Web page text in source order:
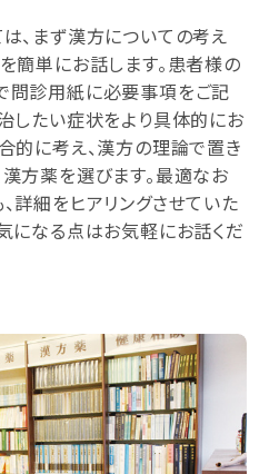
、まず漢方についての考え
簡単にお話します。患者様の
問診用紙に必要事項をご記
したい症状をより具体的にお
的に考え、漢方の理論で置き
方薬を選びます。最適なお
詳細をヒアリングさせていた
になる点はお気軽にお話くだ